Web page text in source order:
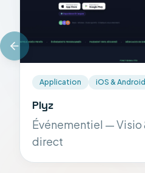
Application iOS & Android
Plyz
Événementiel — Visio
direct